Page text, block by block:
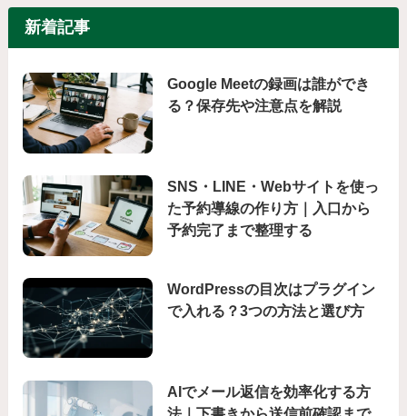
新着記事
Google Meetの録画は誰ができ
る？保存先や注意点を解説
SNS・LINE・Webサイトを使っ
た予約導線の作り方｜入口から
予約完了まで整理する
WordPressの目次はプラグイン
で入れる？3つの方法と選び方
AIでメール返信を効率化する方